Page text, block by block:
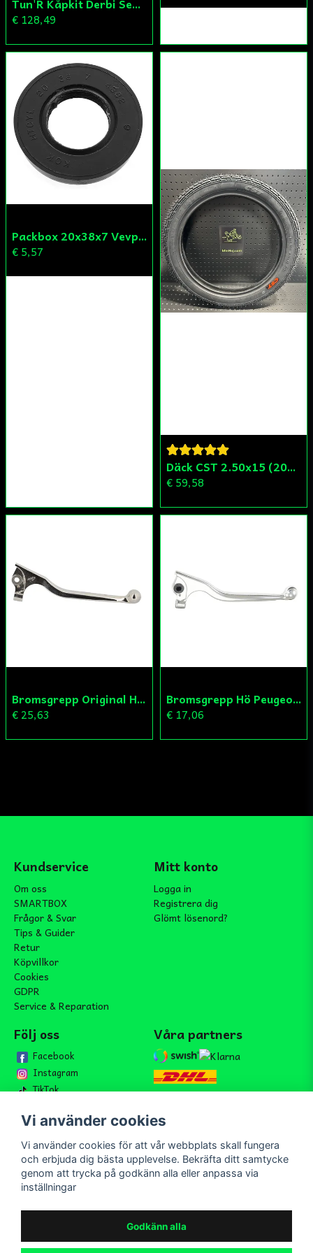
€ 128,49
Packbox 20x38x7 Vevparti Derbi (original)
€ 5,57
Däck CST 2.50x15 (20x250) Compact/Scoper/Mamba/Flakmoped
€ 59,58
Bromsgrepp Original Hö Peugeot Ludix/Speedfight/Vivacity
€ 25,63
Bromsgrepp Hö Peugeot Ludix/Speedfight/Vivacity
€ 17,06
Kundservice
Om oss
SMARTBOX
Frågor & Svar
Tips & Guider
Retur
Köpvillkor
Cookies
GDPR
Service & Reparation
Mitt konto
Logga in
Registrera dig
Glömt lösenord?
Följ oss
Facebook
Instagram
TikTok
Våra partners
Bli medlem i vårt nyhetsbrev
email
Mejladress Skicka
Bli medlem i vårt nyhetsbrev och ta del av våra nyheter och
Vi använder cookies
Vi använder cookies för att vår webbplats skall fungera
och erbjuda dig bästa upplevelse. Bekräfta ditt samtycke
genom att trycka på godkänn alla eller anpassa via
inställningar
Godkänn alla